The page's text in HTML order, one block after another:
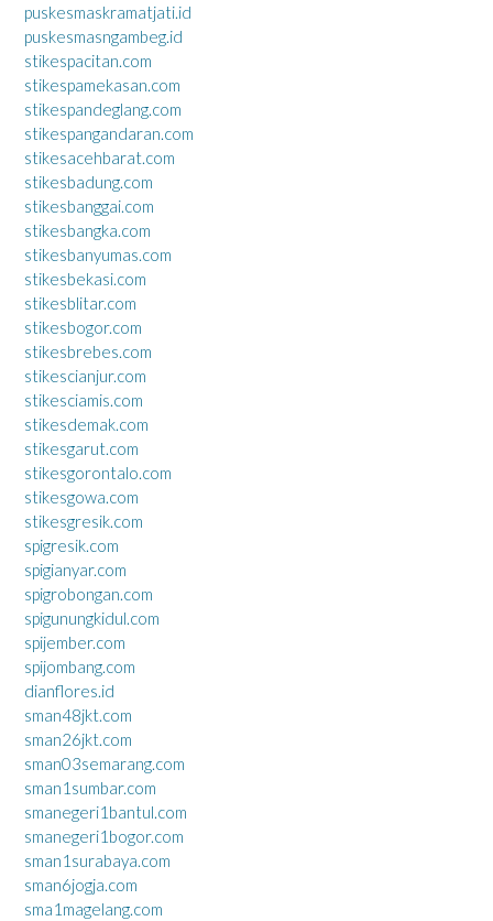
puskesmaskramatjati.id
puskesmasngambeg.id
stikespacitan.com
stikespamekasan.com
stikespandeglang.com
stikespangandaran.com
stikesacehbarat.com
stikesbadung.com
stikesbanggai.com
stikesbangka.com
stikesbanyumas.com
stikesbekasi.com
stikesblitar.com
stikesbogor.com
stikesbrebes.com
stikescianjur.com
stikesciamis.com
stikesdemak.com
stikesgarut.com
stikesgorontalo.com
stikesgowa.com
stikesgresik.com
spigresik.com
spigianyar.com
spigrobongan.com
spigunungkidul.com
spijember.com
spijombang.com
dianflores.id
sman48jkt.com
sman26jkt.com
sman03semarang.com
sman1sumbar.com
smanegeri1bantul.com
smanegeri1bogor.com
sman1surabaya.com
sman6jogja.com
sma1magelang.com